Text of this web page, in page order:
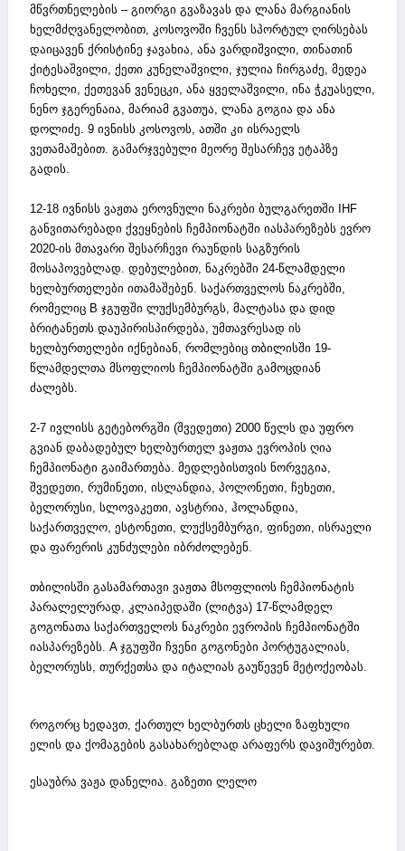
მწვრთნელების – გიორგი გვაზავას და ლანა მარგიანის
ხელმძღვანელობით, კოსოვოში ჩვენს სპორტულ ღირსებას
დაიცავენ ქრისტინე ჯავახია, ანა ვარდიშვილი, თინათინ
ქიტესაშვილი, ქეთი კუნელაშვილი, ჯულია ჩირგაძე, მედეა
ჩოხელი, ქეთევან ვენეცკი, ანა ყველაშვილი, ინა ჭკუასელი,
ნენო ჯგერენაია, მარიამ გვათუა, ლანა გოგია და ანა
დოლიძე. 9 ივნისს კოსოვოს, ათში კი ისრაელს
ვეთამაშებით. გამარჯვებული მეორე შესარჩევ ეტაპზე
გადის.
12-18 ივნისს ვაჟთა ეროვნული ნაკრები ბულგარეთში IHF
განვითარებადი ქვეყნების ჩემპიონატში იასპარეზებს ევრო
2020-ის მთავარი შესარჩევი რაუნდის საგზურის
მოსაპოვებლად. დებულებით, ნაკრებში 24-წლამდელი
ხელბურთელები ითამაშებენ. საქართველოს ნაკრებში,
რომელიც B ჯგუფში ლუქსემბურგს, მალტასა და დიდ
ბრიტანეთს დაუპირისპირდება, უმთავრესად ის
ხელბურთელები იქნებიან, რომლებიც თბილისში 19-
წლამდელთა მსოფლიოს ჩემპიონატში გამოცდიან
ძალებს.
2-7 ივლისს გეტებორგში (შვედეთი) 2000 წელს და უფრო
გვიან დაბადებულ ხელბურთელ ვაჟთა ევროპის ღია
ჩემპიონატი გაიმართება. მედლებისთვის ნორვეგია,
შვედეთი, რუმინეთი, ისლანდია, პოლონეთი, ჩეხეთი,
ბელორუსი, სლოვაკეთი, ავსტრია, ჰოლანდია,
საქართველო, ესტონეთი, ლუქსემბურგი, ფინეთი, ისრაელი
და ფარერის კუნძულები იბრძოლებენ.
თბილისში გასამართავი ვაჟთა მსოფლიოს ჩემპიონატის
პარალელურად, კლაიპედაში (ლიტვა) 17-წლამდელ
გოგონათა საქართველოს ნაკრები ევროპის ჩემპიონატში
იასპარეზებს. A ჯგუფში ჩვენი გოგონები პორტუგალიას,
ბელორუსს, თურქეთსა და იტალიას გაუწევენ მეტოქეობას.
როგორც ხედავთ, ქართულ ხელბურთს ცხელი ზაფხული
ელის და ქომაგების გასახარებლად არაფერს დავიშურებთ.
ესაუბრა ვაჟა დანელია. გაზეთი ლელო